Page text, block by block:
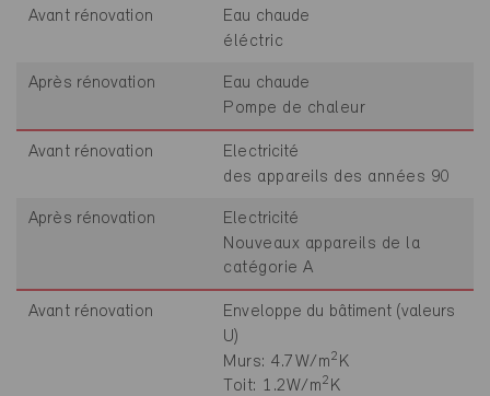
Avant rénovation
Eau chaude
éléctric
Après rénovation
Eau chaude
Pompe de chaleur
Avant rénovation
Electricité
des appareils des années 90
Après rénovation
Electricité
Nouveaux appareils de la
catégorie A
Avant rénovation
Enveloppe du bâtiment (valeurs
U)
Murs: 4.7W/m2 K
Toit: 1.2W/m2 K